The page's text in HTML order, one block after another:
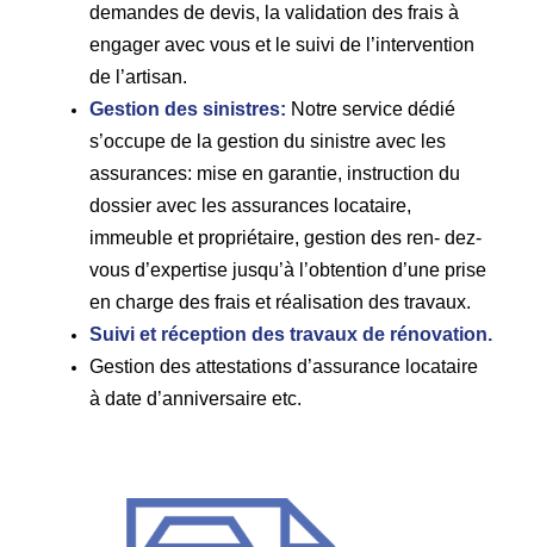
demandes de devis, la validation des frais à
engager avec vous et le suivi de l’intervention
de l’artisan.
Gestion des sinistres: Notre service dédié
s’occupe de la gestion du sinistre avec les
assurances: mise en garantie, instruction du
dossier avec les assurances locataire,
immeuble et propriétaire, gestion des ren- dez-
vous d’expertise jusqu’à l’obtention d’une prise
en charge des frais et réalisation des travaux.
Suivi et réception des travaux de rénovation.
Gestion des attestations d’assurance locataire
à date d’anniversaire etc.